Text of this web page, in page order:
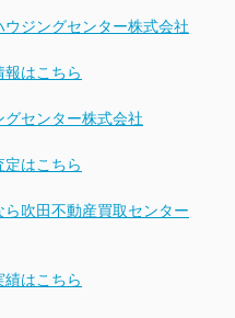
ジングセンター株式会社
はこちら
センター株式会社
はこちら
吹田不動産買取センター
はこちら